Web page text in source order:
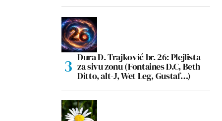
Đura Đ. Trajković br. 26: Plejlista
za sivu zonu (Fontaines D.C, Beth
Ditto, alt-J, Wet Leg, Gustaf…)